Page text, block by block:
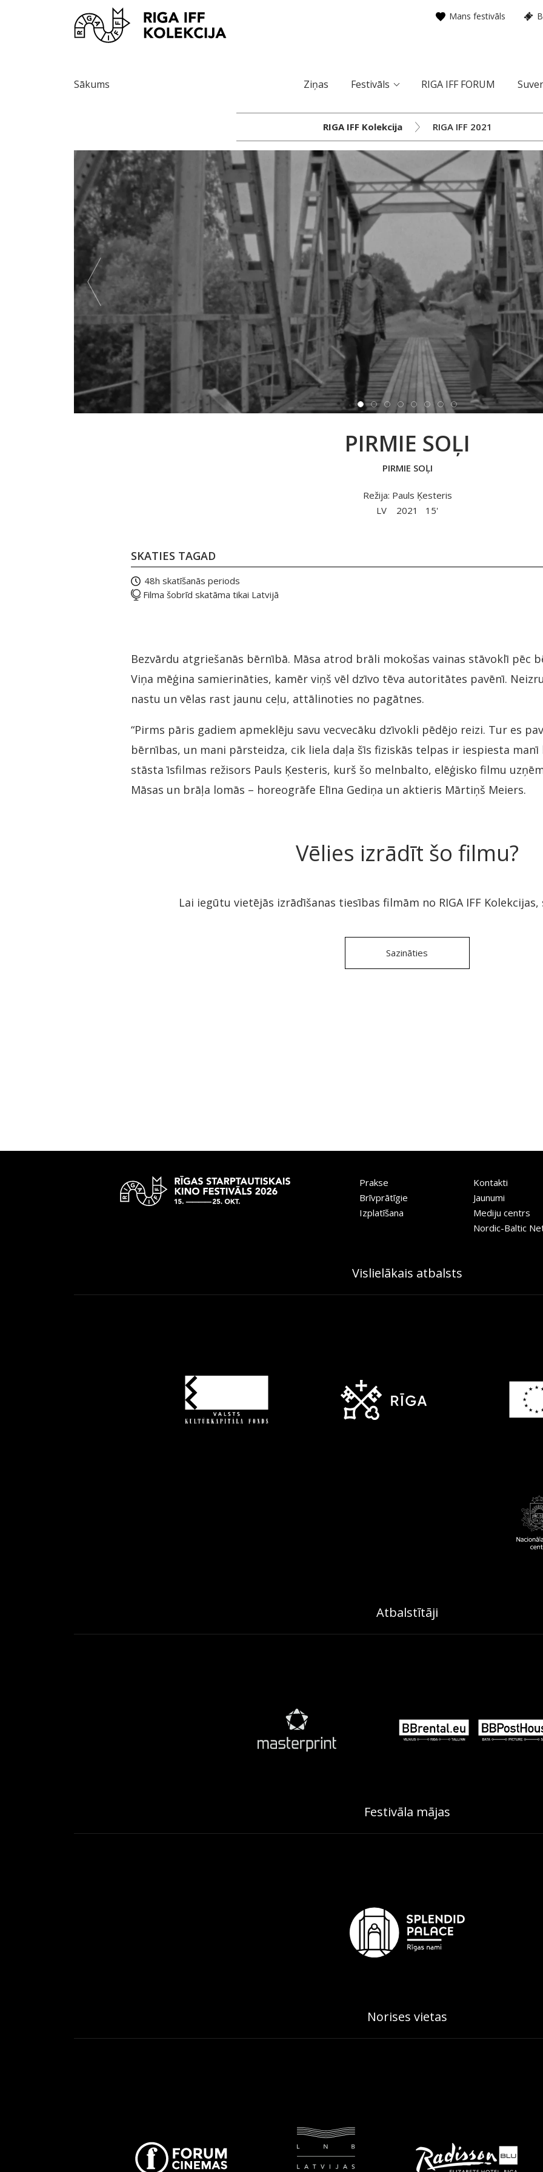
Mans festivāls
Sākums Ziņas Festivāls RIGA IFF FORUM
RIGA IFF Kolekcija RIGA IFF 2021
PIRMIE SOĻI
PIRMIE SOĻI
Režija: Pauls Ķesteris
LV
2021 15'
SKATIES TAGAD
48h skatīšanās periods
Filma šobrīd skatāma tikai Latvijā
Bezvārdu atgriešanās bērnībā. Māsa atrod brāli mokošas vainas stāvoklī pēc
Viņa mēģina samierināties, kamēr viņš vēl dzīvo tēva autoritātes pavēnī.
nastu un vēlas rast jaunu ceļu, attālinoties no pagātnes.
“Pirms pāris gadiem apmeklēju savu vecvecāku dzīvokli pēdējo reizi. Tur es
bērnības, un mani pārsteidza, cik liela daļa šīs fiziskās telpas ir iespiesta manī
stāsta īsfilmas režisors Pauls Ķesteris, kurš šo melnbalto, elēģisko filmu
Māsas un brāļa lomās – horeogrāfe Elīna Gediņa un aktieris Mārtiņš Meiers.
Vēlies izrādīt šo filmu?
Lai iegūtu vietējās izrādīšanas tiesības filmām no RIGA IFF
Sazināties
Prakse
Brīvprātīgie
Izplatīšana
Kontakti
Jaunumi
Mediju centrs
Nordic-Baltic
Vislielākais atbalsts
Atbalstītāji
Festivāla mājas
Norises vietas